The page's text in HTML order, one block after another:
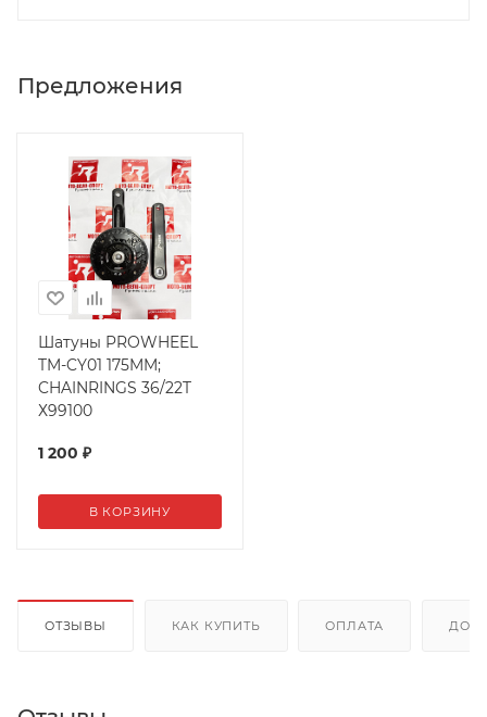
Предложения
Шатуны PROWHEEL
TM-CY01 175MM;
CHAINRINGS 36/22T
Х99100
1 200 ₽
В КОРЗИНУ
ОТЗЫВЫ КАК КУПИТЬ ОПЛАТА